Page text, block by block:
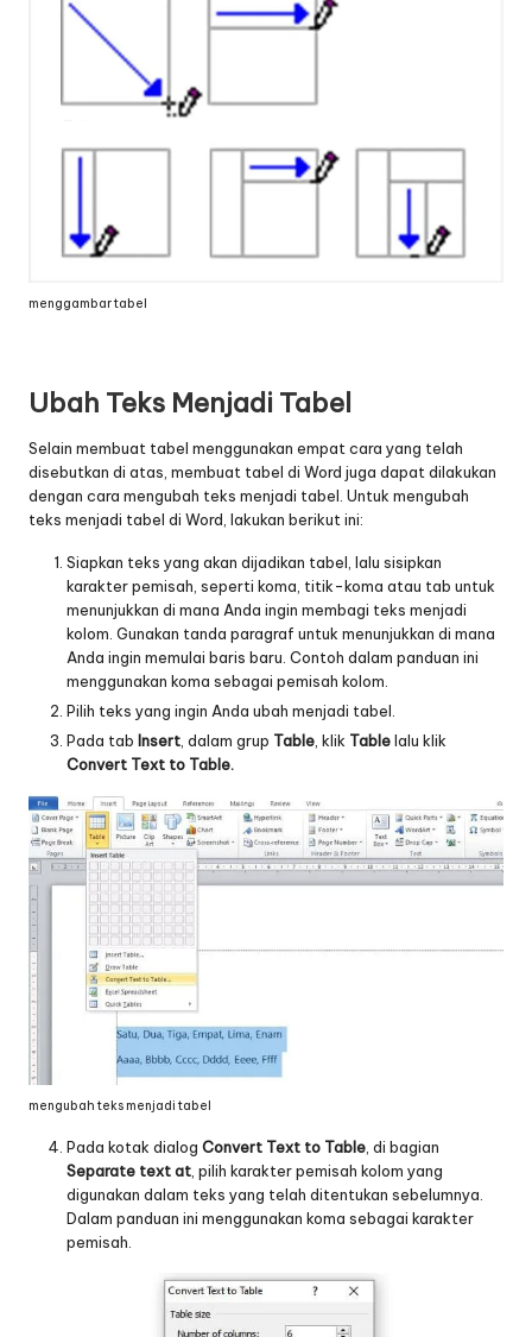
menggambar tabel
Ubah Teks Menjadi Tabel
Selain membuat tabel menggunakan empat cara yang telah
disebutkan di atas, membuat tabel di Word juga dapat dilakukan
dengan cara mengubah teks menjadi tabel. Untuk mengubah
teks menjadi tabel di Word, lakukan berikut ini:
Siapkan teks yang akan dijadikan tabel, lalu sisipkan
karakter pemisah, seperti koma, titik-koma atau tab untuk
menunjukkan di mana Anda ingin membagi teks menjadi
kolom. Gunakan tanda paragraf untuk menunjukkan di mana
Anda ingin memulai baris baru. Contoh dalam panduan ini
menggunakan koma sebagai pemisah kolom.
Pilih teks yang ingin Anda ubah menjadi tabel.
Pada tab Insert , dalam grup Table , klik Tablelalu klik
Convert Text to Table.
mengubah teks menjadi tabel
Pada kotak dialog Convert Text to Table , di bagian
Separate text at , pilih karakter pemisah kolom yang
digunakan dalam teks yang telah ditentukan sebelumnya.
Dalam panduan ini menggunakan koma sebagai karakter
pemisah.